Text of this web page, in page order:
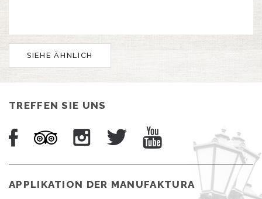
SIEHE ÄHNLICH
TREFFEN SIE UNS
APPLIKATION DER MANUFAKTURA